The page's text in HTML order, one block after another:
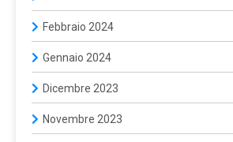
Febbraio 2024
Gennaio 2024
Dicembre 2023
Novembre 2023